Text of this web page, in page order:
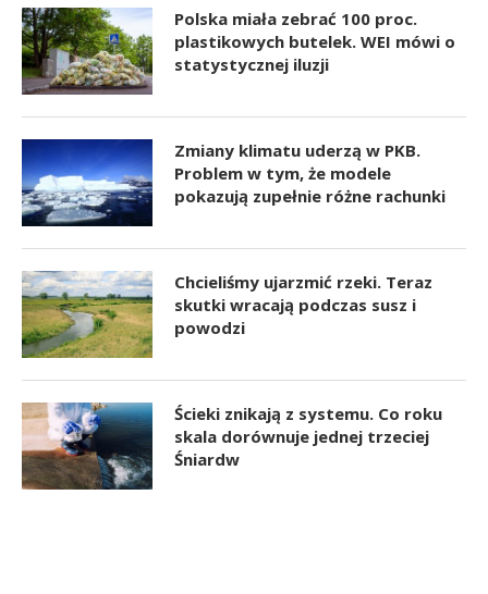
Polska miała zebrać 100 proc.
plastikowych butelek. WEI mówi o
statystycznej iluzji
Zmiany klimatu uderzą w PKB.
Problem w tym, że modele
pokazują zupełnie różne rachunki
Chcieliśmy ujarzmić rzeki. Teraz
skutki wracają podczas susz i
powodzi
Ścieki znikają z systemu. Co roku
skala dorównuje jednej trzeciej
Śniardw